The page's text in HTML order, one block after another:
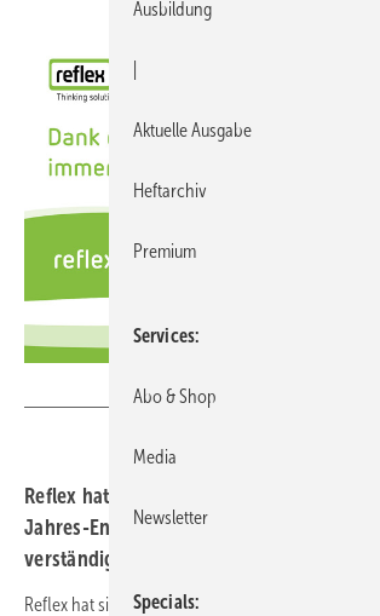
Reflex hat sich mit Borussia
Jahres-Engagement im Bereich der
verständigt, mit der Option auf eine
Reflex hat sich mit Borussia Mönchengladbach auf
Ausbildung
Aktuelle Ausgabe
Heftarchiv
Premium
Services
Abo & Shop
Media
Newsletter
Specials